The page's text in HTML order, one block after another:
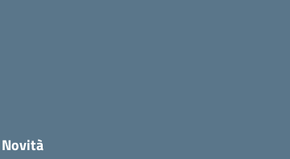
Novità